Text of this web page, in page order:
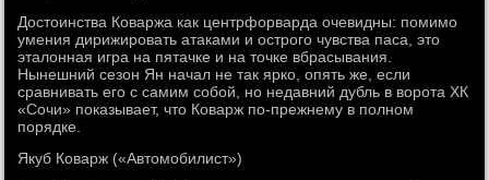
Достоинства Коваржа как центрфорварда очевидны: помимо
умения дирижировать атаками и острого чувства паса, это
эталонная игра на пятачке и на точке вбрасывания.
Нынешний сезон Ян начал не так ярко, опять же, если
сравнивать его с самим собой, но недавний дубль в ворота ХК
«Сочи» показывает, что Коварж по-прежнему в полном
порядке.
Якуб Коварж («Автомобилист»)